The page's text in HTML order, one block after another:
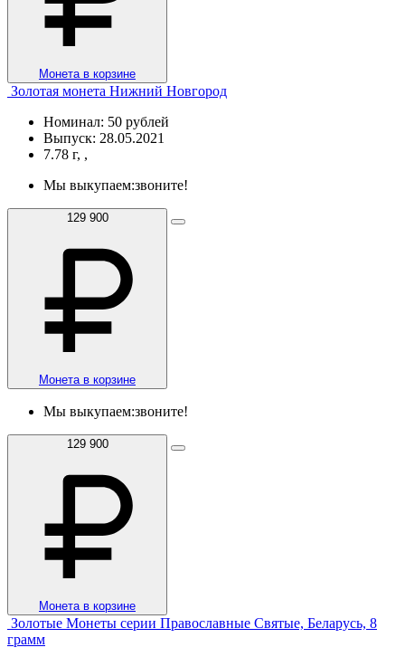
Монета в корзине
Золотая монета Нижний Новгород
Номинал: 50 рублей
Выпуск: 28.05.2021
7.78 г, ,
Мы выкупаем:звоните!
129 900
Монета в корзине
Мы выкупаем:звоните!
129 900
Монета в корзине
Золотые Монеты серии Православные Святые, Беларусь, 8
грамм